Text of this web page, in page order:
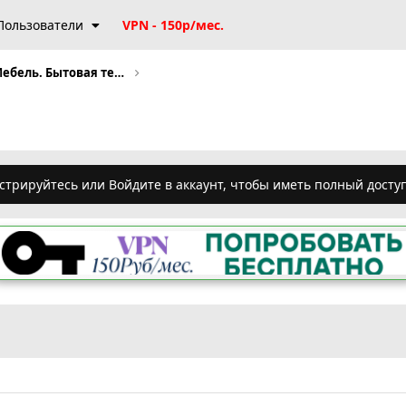
VPN - 150р/мес.
Семейная барахолка. Мебель. Бытовая техника.
или Войдите в аккаунт, чтобы иметь полный